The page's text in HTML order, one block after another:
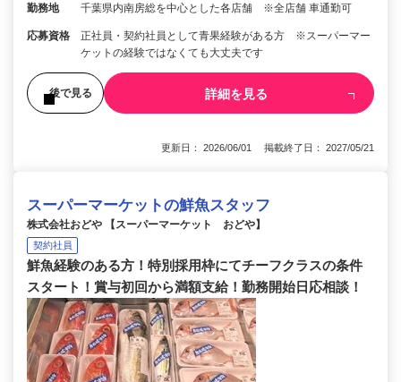
勤務地 千葉県内南房総を中心とした各店舗 ※全店舗 車通勤可
応募資格
正社員・契約社員として青果経験がある方 ※スーパーマー
ケットの経験ではなくても大丈夫です
後で見る 詳細を見る
更新日： 2026/06/01 掲載終了日： 2027/05/21
スーパーマーケットの鮮魚スタッフ
株式会社おどや 【スーパーマーケット おどや】
契約社員
鮮魚経験のある方！特別採用枠にてチーフクラスの条件
スタート！賞与初回から満額支給！勤務開始日応相談！